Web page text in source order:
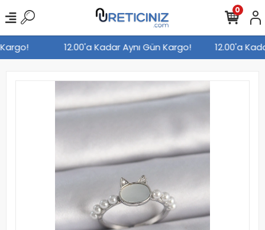
12.00'a Kadar Aynı Gün Kargo! 12.00'a
0